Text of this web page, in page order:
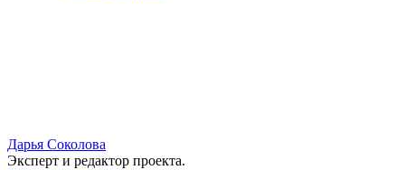
Дарья Соколова
Эксперт и редактор проекта.